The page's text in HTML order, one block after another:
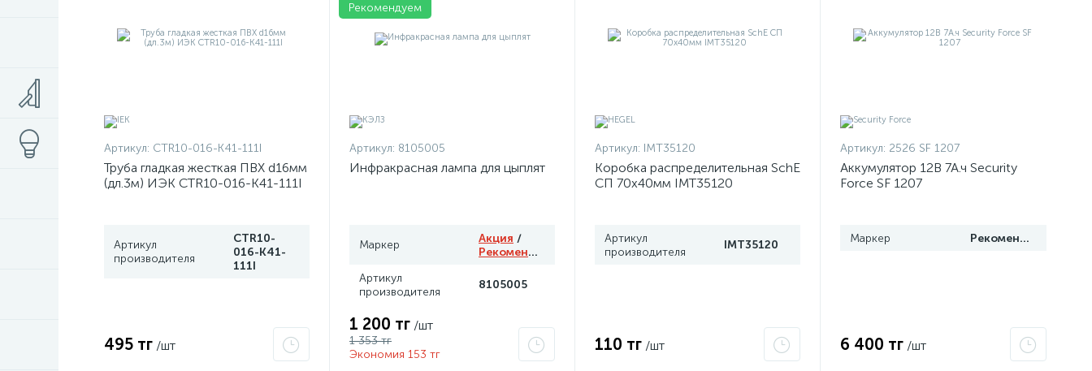
Артикул: CTR10-016-K41-111I
Труба гладкая жесткая ПВХ d16мм
(дл.3м) ИЭК CTR10-016-K41-111I
Артикул
производителя
CTR10-
016-K41-
111I
495 тг /шт
Рекомендуем
Артикул: 8105005
Инфракрасная лампа для цыплят
Маркер Акция /
Рекомендуем
Артикул
производителя
8105005
1 200 тг /шт
1 353 тг
Экономия 153 тг
Артикул: IMT35120
Коробка распределительная SchE
СП 70х40мм IMT35120
Артикул
производителя
IMT35120
110 тг /шт
Артикул: 2526 SF 1207
Аккумулятор 12В 7А.ч Security
Force SF 1207
Маркер Рекомендуем
6 400 тг /шт